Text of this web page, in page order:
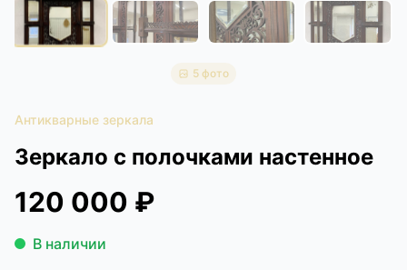
5 фото
Антикварные зеркала
Зеркало с полочками настенное
120 000 ₽
В наличии